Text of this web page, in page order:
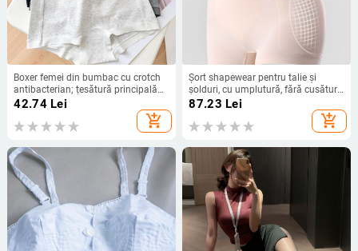
Boxer femei din bumbac cu crotch
antibacterian; țesătură principală
95–100% bumbac, căptușeală
crotch 100% bumbac, talie medie,
stil boxer
42.74Lei
add_shopping_cart
Șort shapewear pentru talie și
șolduri, cu umplutură, fără cusături,
ridicare a feselor, talie înaltă
87.23 Lei
add_shopping_cart